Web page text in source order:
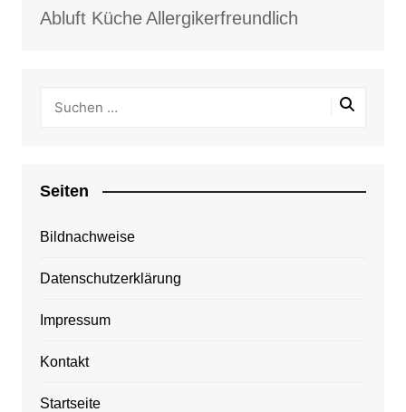
Abluft KücheAllergikerfreundlich
Seiten
Bildnachweise
Datenschutzerklärung
Impressum
Kontakt
Startseite